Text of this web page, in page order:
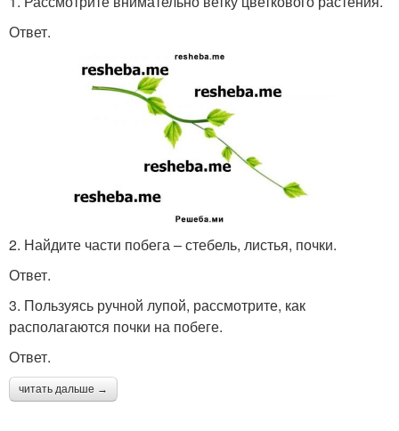
Ответ.
2. Найдите части побега – стебель, листья, почки.
Ответ.
3. Пользуясь ручной лупой, рассмотрите, как
располагаются почки на побеге.
Ответ.
читать дальше →